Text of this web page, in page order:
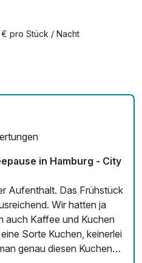
€ pro Stück / Nacht
in Hamburg - City
Das Frühstück
Wir hatten ja
Sorte Kuchen, keinerlei